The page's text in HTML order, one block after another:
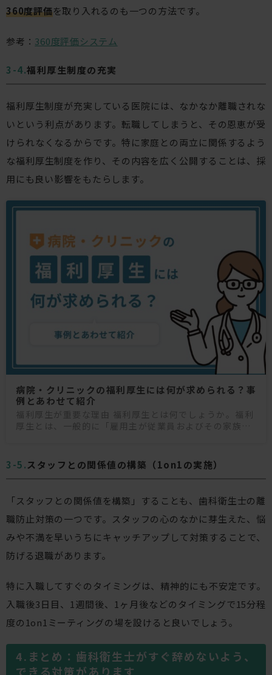
360度評価を取り入れるのも一つの方法です。
参考： 360度評価システム
福利厚生制度の充実
福利厚生制度が充実している医院には、なかなか離職されな
いという利点があります。転職してしまうと、その恩恵が受
けられなくなるからです。特に家庭との両立に関係するよう
な福利厚生制度を作り、その内容を広く公開することは、採
用にも良い影響をもたらします。
病院・クリニックの福利厚生には何が求められる？事
例とあわせて紹介
福利厚生が重要な理由 福利厚生とは何でしょうか。福利
厚生とは、一般的に「雇用主が従業員およびその家族の
スタッフとの関係値の構築（1on1の実施）
「スタッフとの関係値を構築」することも、歯科衛生士の離
職防止対策の一つです。スタッフの心のなかに芽生えた、悩
みや不満を早いうちにキャッチアップして対策することで、
防げる退職があります。
特に入職してすぐのタイミングは、精神的にも不安定です。
入職後3日目、1週間後、1ヶ月後などのタイミングで15分程
度の1on1ミーティングの場を設けると良いでしょう。
まとめ：歯科衛生士がすぐ辞めないよう、
できる対策があります